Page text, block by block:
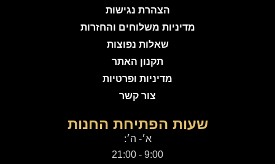
הצהרת נגישות
מדיניות משלוחים והחזרות
שאלות נפוצות
תקנון האתר
מדיניות ופרטיות
צור קשר
שעות הפתיחת החנות
א׳- ה׳:
9:00 - 21:00